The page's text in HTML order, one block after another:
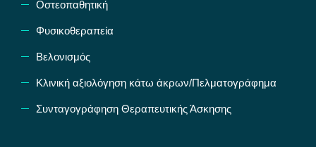
Οστεοπαθητική
Φυσικοθεραπεία
Βελονισμός
Κλινική αξιολόγηση κάτω άκρων/Πελματογράφημα
Συνταγογράφηση Θεραπευτικής Άσκησης